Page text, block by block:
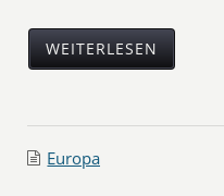
WEITERLESEN
Europa